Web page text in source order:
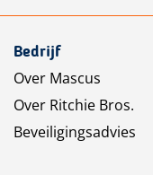
Bedrijf
Over Mascus
Over Ritchie Bros.
Beveiligingsadvies